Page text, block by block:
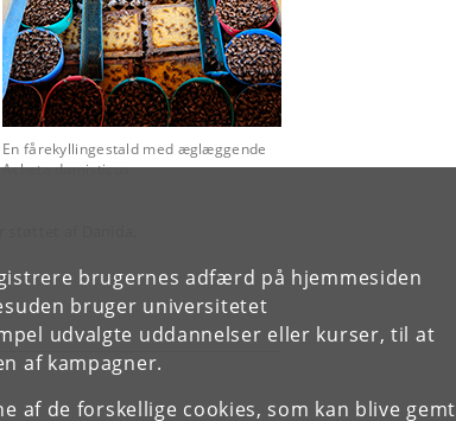
brugernes adfærd på hjemmesiden
bruger universitetet
udvalgte uddannelser eller kurser, til at
af kampagner.
af de forskellige cookies, som kan blive gemt
En fårekyllingestald med æglæggende
Acheta domisticus
af Danida,